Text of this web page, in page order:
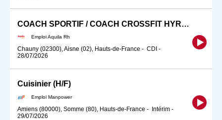
COACH SPORTIF / COACH CROSSFIT HYROX (H/F)
Emploi Aquila Rh
Chauny (02300), Aisne (02), Hauts-de-France - CDI -
28/07/2026
Cuisinier (H/F)
Emploi Manpower
Amiens (80000), Somme (80), Hauts-de-France - Intérim -
29/07/2026